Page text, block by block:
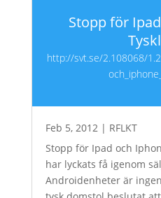
Stopp för
http://svt.se/2.108068/
Feb 5, 2012 | RFLKT
Stopp för Ipad och
har lyckats få igenom
Androidenheter är